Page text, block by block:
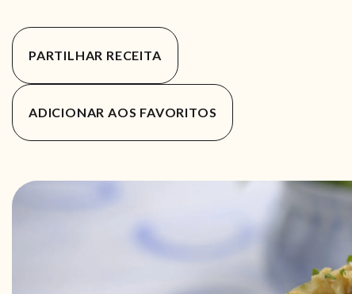
PARTILHAR RECEITA
ADICIONAR AOS FAVORITOS